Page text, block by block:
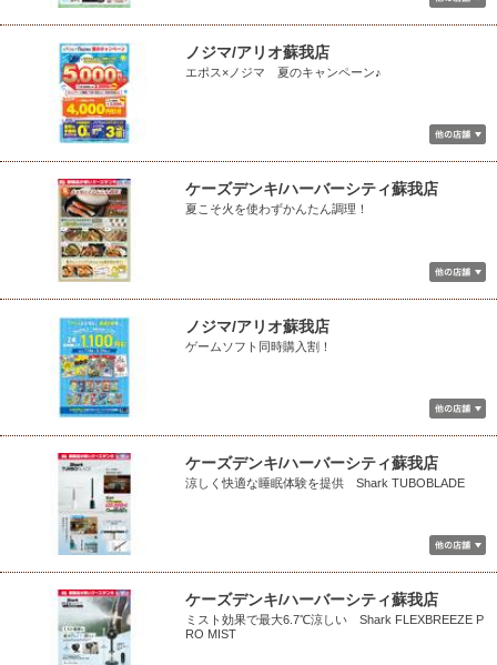
ノジマ/アリオ蘇我店
エポス×ノジマ 夏のキャンペーン♪
ケーズデンキ/ハーバーシティ蘇我店
夏こそ火を使わずかんたん調理！
ノジマ/アリオ蘇我店
ゲームソフト同時購入割！
ケーズデンキ/ハーバーシティ蘇我店
涼しく快適な睡眠体験を提供 Shark TUBOBLADE
ケーズデンキ/ハーバーシティ蘇我店
ミスト効果で最大6.7℃涼しい Shark FLEXBREEZE P
RO MIST